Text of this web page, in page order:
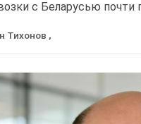
с Беларусью почти
Тихонов ,